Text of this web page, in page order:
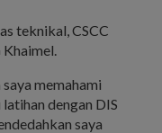
teknikal, CSCC
memahami
dengan DIS
saya